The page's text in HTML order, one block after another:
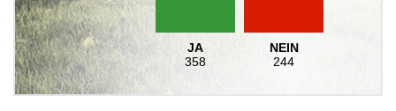
JA
358
NEIN
244